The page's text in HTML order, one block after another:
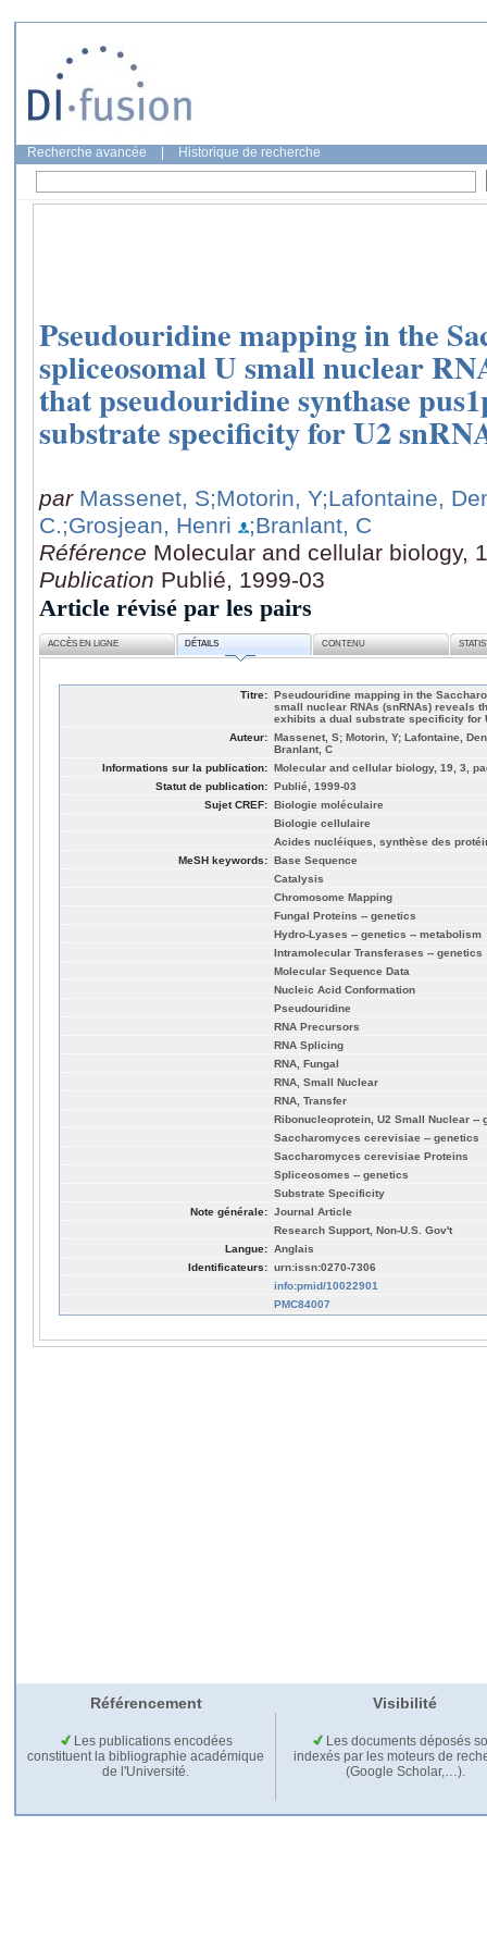
Recherche avancée Historique de recherche
Pseudouridine mapping in the
spliceosomal U small nuclear
that pseudouridine synthase
substrate specificity for U2
par Massenet, S;Motorin, Y;Lafontaine,
C.;Grosjean, Henri
;Branlant, C
Référence Molecular and cellular biology,
Publication Publié, 1999-03
Article révisé par les pairs
ACCÈS EN LIGNE DÉTAILS CONTENU
Titre: Pseudouridine mapping in the
small nuclear RNAs (snRNAs) reveals
exhibits a dual substrate specificity for
Auteur: Massenet, S; Motorin, Y; Lafontaine,
Branlant, C
Informations sur la publication: Molecular and cellular biology, 19, 3,
Statut de publication: Publié, 1999-03
Sujet CREF: Biologie moléculaire
Biologie cellulaire
Acides nucléiques, synthèse des
MeSH keywords: Base Sequence
Catalysis
Chromosome Mapping
Fungal Proteins -- genetics
Hydro-Lyases -- genetics -- metabolism
Intramolecular Transferases -- genetics
Molecular Sequence Data
Nucleic Acid Conformation
Pseudouridine
RNA Precursors
RNA Splicing
RNA, Fungal
RNA, Small Nuclear
RNA, Transfer
Ribonucleoprotein, U2 Small Nuclear --
Saccharomyces cerevisiae -- genetics
Saccharomyces cerevisiae Proteins
Spliceosomes -- genetics
Substrate Specificity
Note générale: Journal Article
Research Support, Non-U.S. Gov't
Langue: Anglais
Identificateurs: urn:issn:0270-7306
info:pmid/10022901
PMC84007
Référencement Visibilité
Les publications encodées
constituent la bibliographie académique
de l'Université.
Les documents déposés
indexés par les moteurs de
(Google Scholar,…).